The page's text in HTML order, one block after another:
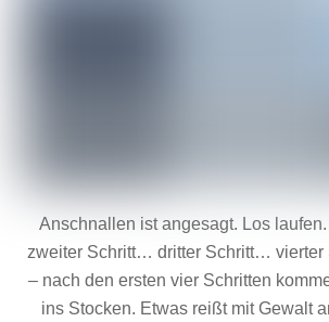
Anschnallen ist angesagt. Los
zweiter Schritt… dritter Schritt…
– nach den ersten vier Schritten
ins Stocken. Etwas reißt mit Gewalt